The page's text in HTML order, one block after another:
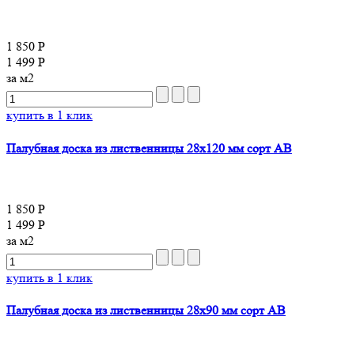
1 850 Р
1 499 Р
за м2
купить в 1 клик
Палубная доска из лиственницы 28x120 мм сорт AB
1 850 Р
1 499 Р
за м2
купить в 1 клик
Палубная доска из лиственницы 28x90 мм сорт AB